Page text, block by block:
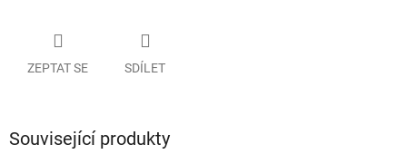
ZEPTAT SE SDÍLET
Související produkty